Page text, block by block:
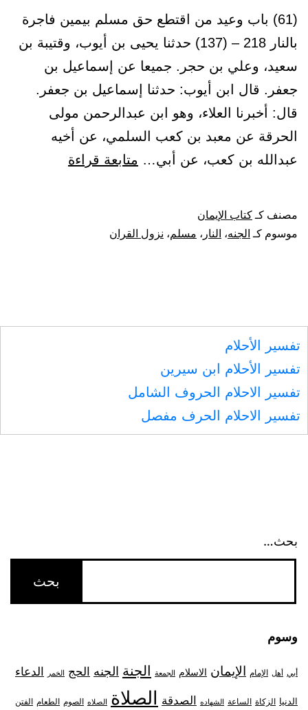
(61) باب وعيد من اقتطع حق مسلم بيمين فاجرة
بالنار 218 – (137) حدثنا يحيى بن أيوب، وقتيبة بن
سعيد، وعلي بن حجر. جميعا عن إسماعيل بن
جعفر. قال ابن أيوب: حدثنا إسماعيل بن جعفر.
قال: أخبرنا العلاء، وهو ابن عبدالرحمن مولى
الحرقة عن معبد بن كعب السلمي، عن أخيه
عبدالله بن كعب، عن أبي… متابعة قراءة
فاجرة
مصنف كـكتاب الإيمان
موسوم كـ الجنه، النار ، مسلم، نزول القران
تفسير الأحلام
تفسير الأحلام ابن سيرين
تفسير الاحلام الحروف الشامل
تفسير الاحلام الحرف مفصل
بحث…
وسوم
أبي أهل الإمام الإيمان الاسلام الجمعة الجنة الجنه الحج الخمر الدعاء
الدنيا الزكاة الساعة الشهاده الصدقة الصلاة الصلاه الصوم الطعام الفتن